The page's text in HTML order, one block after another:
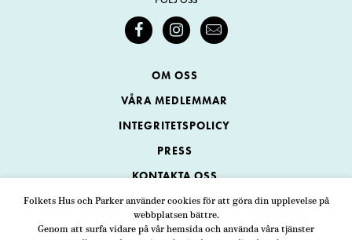
Folkets Hus och Parker använder cookies för att göra din upplevelse på
webbplatsen bättre.
Genom att surfa vidare på vår hemsida och använda våra tjänster
OM OSS
VÅRA MEDLEMMAR
INTEGRITETSPOLICY
PRESS
KONTAKTA OSS
Folkets Hus och Parker